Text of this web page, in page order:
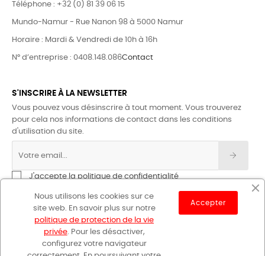
Téléphone : +32 (0) 81 39 06 15
Mundo-Namur - Rue Nanon 98 à 5000 Namur
Horaire : Mardi & Vendredi de 10h à 16h
N° d’entreprise : 0408.148.086Contact
S'INSCRIRE À LA NEWSLETTER
Vous pouvez vous désinscrire à tout moment. Vous trouverez
pour cela nos informations de contact dans les conditions
d'utilisation du site.
J'accepte la politique de confidentialité
Nous utilisons les cookies sur ce
site web. En savoir plus sur notre
politique de protection de la vie
privée. Pour les désactiver,
configurez votre navigateur
Accepter